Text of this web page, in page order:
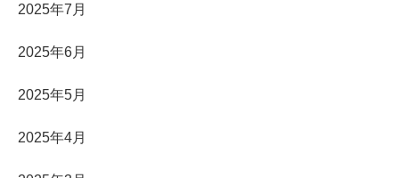
2025年7月
2025年6月
2025年5月
2025年4月